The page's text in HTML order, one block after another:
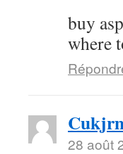
buy
where
28 août